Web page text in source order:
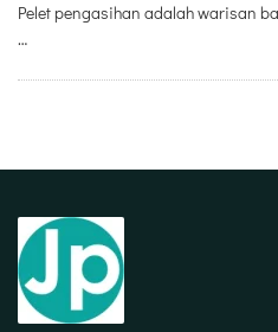
Pelet pengasihan adalah warisan
…